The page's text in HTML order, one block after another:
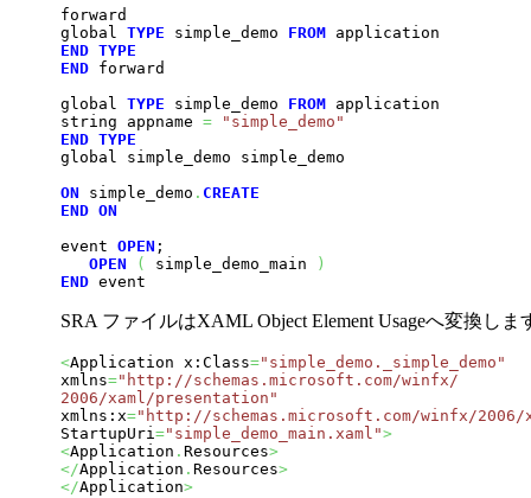
forward
global TYPE simple_demo FROM
END TYPE
END forward
global TYPE simple_demo FROM application
string appname =
"simple_demo"
END TYPE
global simple_demo simple_demo
ON simple_demo . CREATE
END ON
event OPEN ;
OPEN
( simple_demo_main
)
END event
SRA ファイルはXAML Object Element Usageへ変換しま
<Application x:Class="simple_demo._simple_demo"
xmlns="http://schemas.microsoft.com/winfx/
2006/xaml/presentation"
xmlns:x="http://schemas.microsoft.com/winfx/2006/
StartupUri="simple_demo_main.xaml">
<Application . Resources>
</Application . Resources>
</Application>